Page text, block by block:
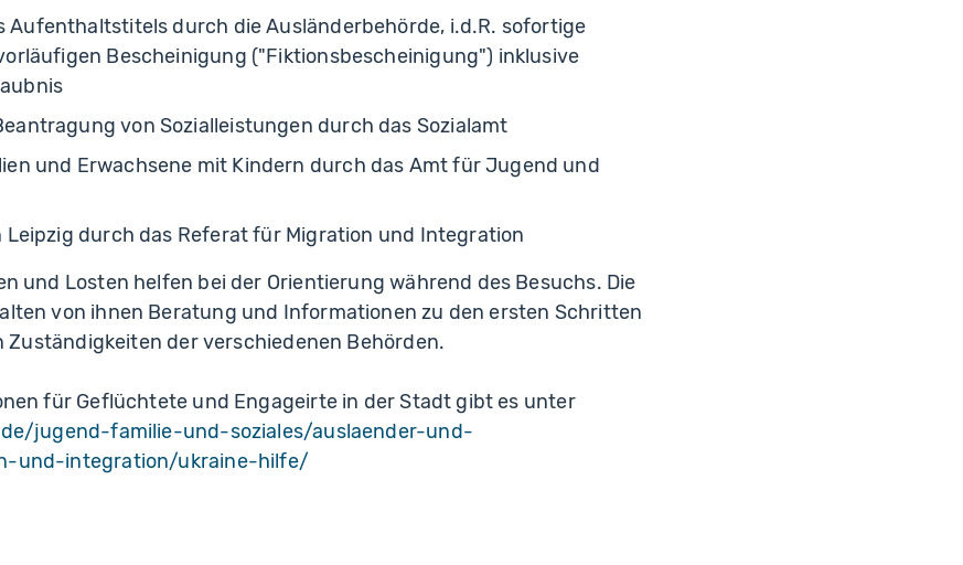
Aufenthaltstitels durch die Ausländerbehörde, i.d.R. sofortige
Bescheinigung ("Fiktionsbescheinigung") inklusive
von Sozialleistungen durch das Sozialamt
und Erwachsene mit Kindern durch das Amt für Jugend und
durch das Referat für Migration und Integration
und Losten helfen bei der Orientierung während des Besuchs. Die
von ihnen Beratung und Informationen zu den ersten Schritten
Zuständigkeiten der verschiedenen Behörden.
für Geflüchtete und Engageirte in der Stadt gibt es unter
jugend-familie-und-soziales/auslaender-und-
und-integration/ukraine-hilfe/